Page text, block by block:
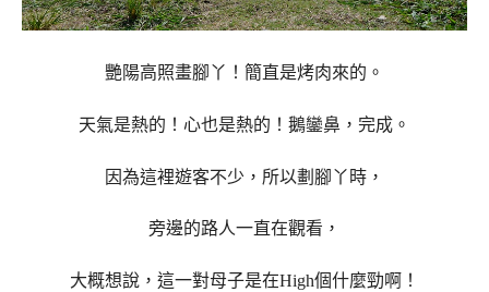
艷陽高照畫腳丫！簡直是烤肉來的。
天氣是熱的！心也是熱的！鵝鑾鼻，完成。
因為這裡遊客不少，所以劃腳丫時，
旁邊的路人一直在觀看，
大概想說，這一對母子是在High個什麼勁啊！